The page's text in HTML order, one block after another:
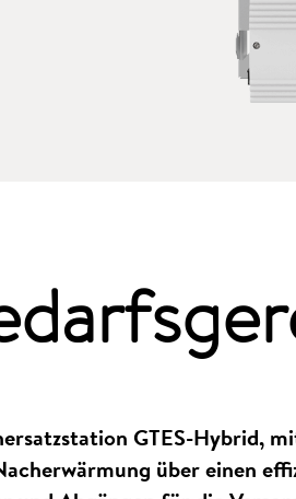
GTES-Hybrid,
über einen